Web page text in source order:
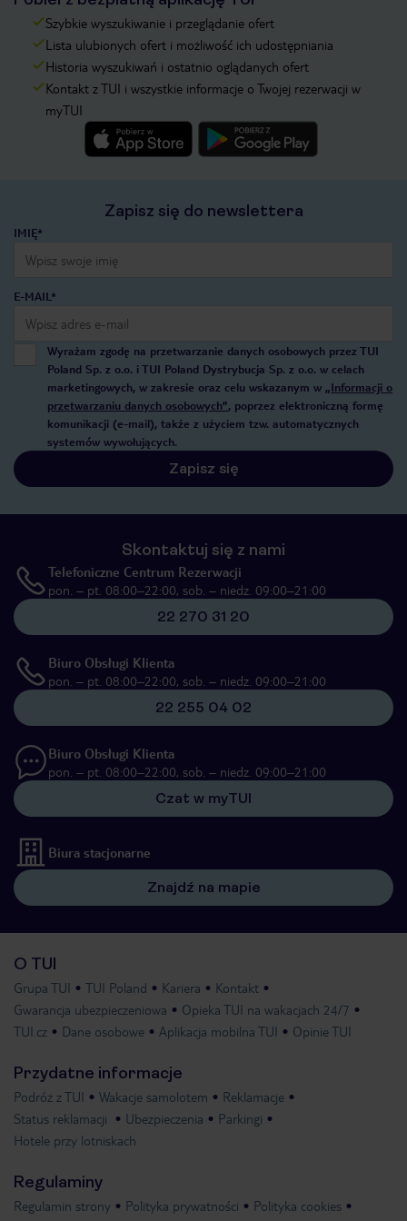
Szybkie wyszukiwanie i przeglądanie ofert
Lista ulubionych ofert i możliwość ich udostępniania
Historia wyszukiwań i ostatnio oglądanych ofert
Kontakt z TUI i wszystkie informacje o Twojej rezerwacji w
myTUI
Zapisz się do newslettera
IMIĘ*
E-MAIL*
Wyrażam zgodę na przetwarzanie danych osobowych przez TUI
Poland Sp. z o.o. i TUI Poland Dystrybucja Sp. z o.o. w celach
marketingowych, w zakresie oraz celu wskazanym w „Informacji o
przetwarzaniu danych osobowych”, poprzez elektroniczną formę
komunikacji (e-mail), także z użyciem tzw. automatycznych
systemów wywołujących.
Zapisz się
Skontaktuj się z nami
Telefoniczne Centrum Rezerwacji
pon. – pt. 08:00–22:00, sob. – niedz. 09:00–21:00
22 270 31 20
Biuro Obsługi Klienta
pon. – pt. 08:00–22:00, sob. – niedz. 09:00–21:00
22 255 04 02
Biuro Obsługi Klienta
pon. – pt. 08:00–22:00, sob. – niedz. 09:00–21:00
Czat w myTUI
Biura stacjonarne
Znajdź na mapie
O TUI
Grupa TUI TUI Poland Kariera
Kontakt
Gwarancja ubezpieczeniowa
Opieka TUI na wakacjach 24/7
TUI.cz
Dane osobowe Aplikacja mobilna TUI Opinie TUI
Przydatne informacje
Podróż z TUI Wakacje samolotem
Reklamacje
Status reklamacji
Ubezpieczenia
Parkingi
Hotele przy lotniskach
Regulaminy
Regulamin strony Polityka prywatności
Polityka cookies